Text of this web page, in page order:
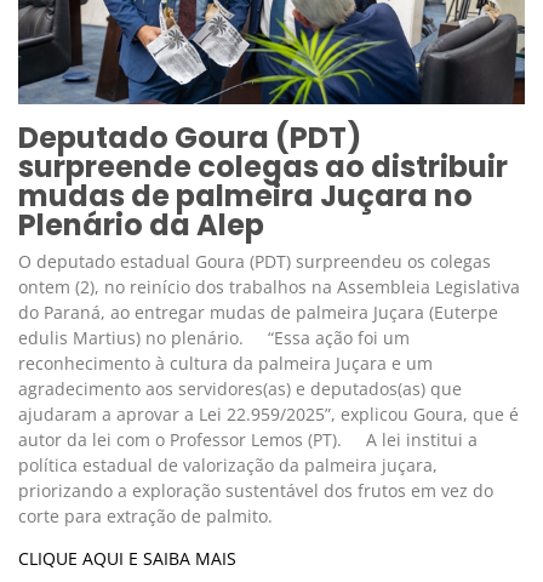
Deputado Goura (PDT)
surpreende colegas ao distribuir
mudas de palmeira Juçara no
Plenário da Alep
O deputado estadual Goura (PDT) surpreendeu os colegas
ontem (2), no reinício dos trabalhos na Assembleia Legislativa
do Paraná, ao entregar mudas de palmeira Juçara (Euterpe
edulis Martius) no plenário. “Essa ação foi um
reconhecimento à cultura da palmeira Juçara e um
agradecimento aos servidores(as) e deputados(as) que
ajudaram a aprovar a Lei 22.959/2025”, explicou Goura, que é
autor da lei com o Professor Lemos (PT). A lei institui a
política estadual de valorização da palmeira juçara,
priorizando a exploração sustentável dos frutos em vez do
corte para extração de palmito.
CLIQUE AQUI E SAIBA MAIS